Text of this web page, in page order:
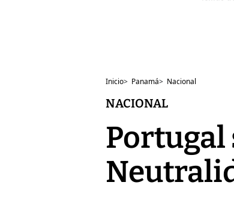
Inicio> Panamá> Nacional
NACIONAL
Portugal